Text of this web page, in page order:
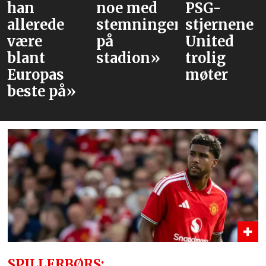
noe med
stemningen
på
stadion»
PSG-
stjernene
United
trolig
av laget
mot PSG